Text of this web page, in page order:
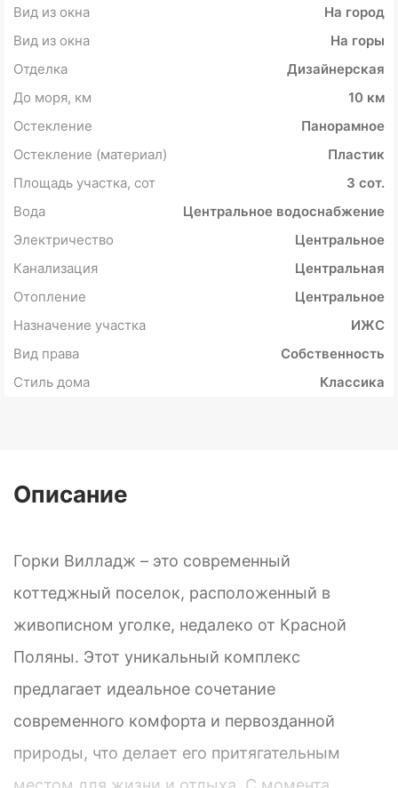
Вид из окна
На город
Вид из окна
На горы
Отделка
Дизайнерская
До моря, км
10 км
Остекление
Панорамное
Остекление (материал)
Пластик
Площадь участка, сот
3 сот.
Вода
Центральное водоснабжение
Электричество
Центральное
Канализация
Центральная
Отопление
Центральное
Назначение участка
ИЖС
Вид права
Собственность
Стиль дома
Классика
Описание
Горки Вилладж – это современный
коттеджный поселок, расположенный в
живописном уголке, недалеко от Красной
Поляны. Этот уникальный комплекс
предлагает идеальное сочетание
современного комфорта и первозданной
природы, что делает его притягательным